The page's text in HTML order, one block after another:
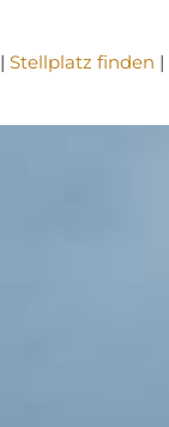
| Stellplatz finden |